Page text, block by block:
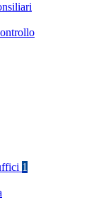
1